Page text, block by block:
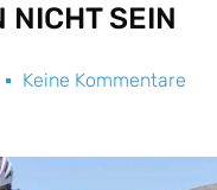
NICHT SEIN
Keine Kommentare